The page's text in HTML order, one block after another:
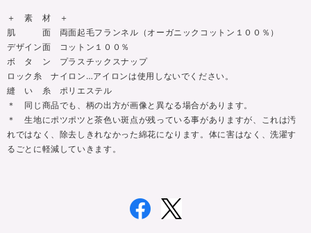
＋ 素 材 ＋
肌 面 両面起毛フランネル（オーガニックコットン１００％）
デザイン面 コットン１００％
ボ タ ン プラスチックスナップ
ロック糸 ナイロン…アイロンは使用しないでください。
縫 い 糸 ポリエステル
＊ 同じ商品でも、柄の出方が画像と異なる場合があります。
＊ 生地にポツポツと茶色い斑点が残っている事がありますが、これは汚
れではなく、除去しきれなかった綿花になります。体に害はなく、洗濯す
るごとに軽減していきます。